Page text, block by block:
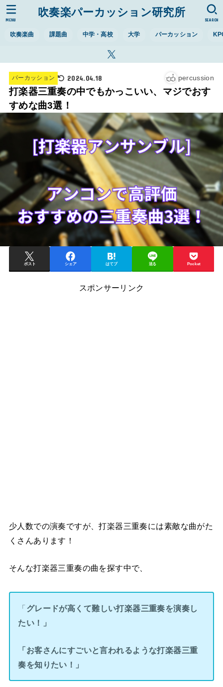
吹奏楽パーカッション研究所
吹奏楽曲 課題曲 中学・高校 大学 パーカッション
SEARCH
MENU
パーカッション 2024.04.18 percussion
打楽器三重奏の中でもかっこいい、マジでおす
すめな曲3選！
ポスト シェア はてブ 送る Pocket
スポンサーリンク
少人数での演奏ですが、打楽器三重奏には素敵な曲がた
くさんあります！
そんな打楽器三重奏の曲を探す中で、
「グレードが高くて難しい打楽器三重奏を演奏し
たい！」
「お客さんにすごいと言われるような打楽器三重
奏を知りたい！」